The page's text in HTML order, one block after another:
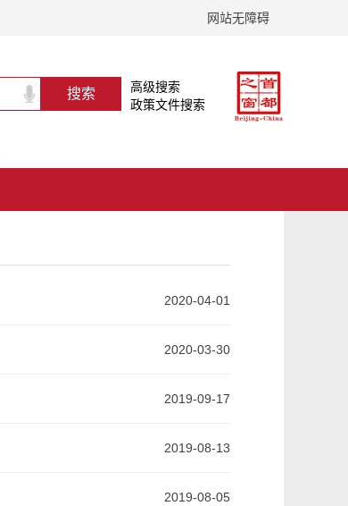
网站无障碍
高级搜索
政策文件搜索
2020-04-01
2020-03-30
2019-09-17
2019-08-13
2019-08-05